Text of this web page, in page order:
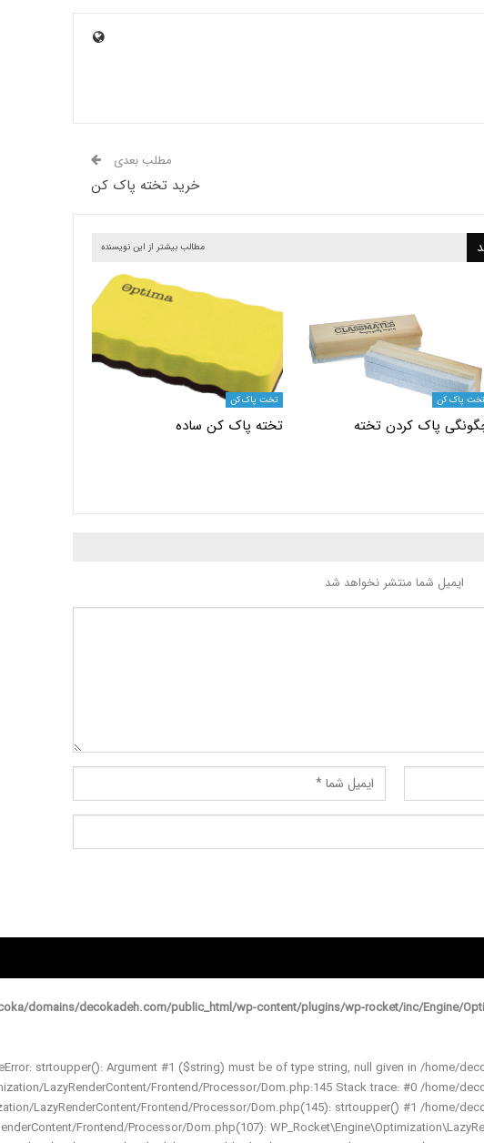
مطلب بعدی
خرید تخته پاک کن
مطالب بیشتر از این نویسنده
تخت پاک کن
پاک کردن تخته
تخت پاک کن
تخته پاک کن ساده
ایمیل شما منتشر نخواهد شد
domains/decokadeh.com/public_html/wp-content/plugins/wp-rocket/inc/Engine/
strtoupper(): Argument #1 ($string) must be of type string, null given in /home/
LazyRenderContent/Frontend/Processor/Dom.php:145 Stack trace: #0 /home/
LazyRenderContent/Frontend/Processor/Dom.php(145): strtoupper() #1 /home/
Frontend/Processor/Dom.php(107):